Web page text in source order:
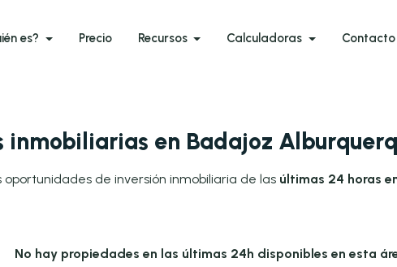
es? Precio Recursos Calculadoras Contacto
inmobiliarias en Badajoz
oportunidades de inversión inmobiliaria de las últimas 24 horas
No hay propiedades en las últimas 24h disponibles en esta